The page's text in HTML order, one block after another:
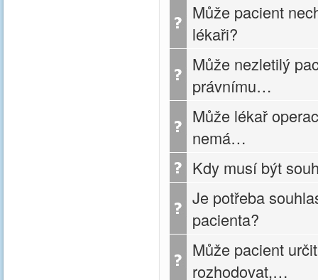
Může pacient
lékaři?
Může nezletilý
právnímu…
Může lékař
nemá…
Kdy musí být
Je potřeba
pacienta?
Může pacient
rozhodovat,…